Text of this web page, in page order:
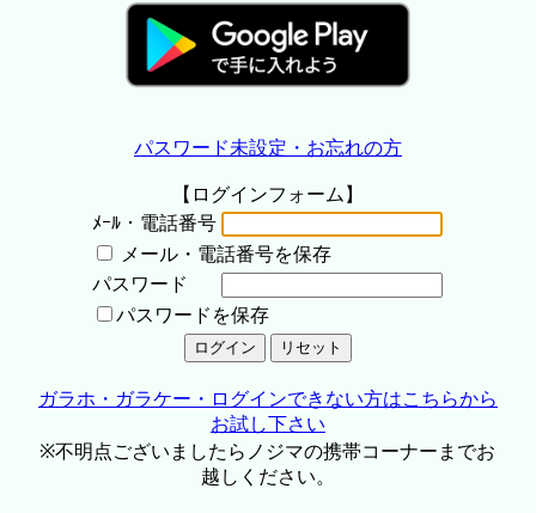
パスワード未設定・お忘れの方
【ログインフォーム】
ﾒｰﾙ・電話番号
メール・電話番号を保存
パスワード
パスワードを保存
ガラホ・ガラケー・ログインできない方はこちらから
お試し下さい
※不明点ございましたらノジマの携帯コーナーまでお
越しください。